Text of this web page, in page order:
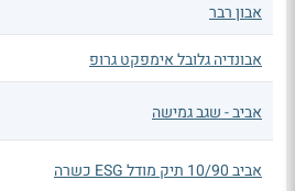
אבון רבר
אבונדיה גלובל אימפקט גרופ
אביב - שגב גמישה
אביב 10/90 תיק מודל ESG כשרה